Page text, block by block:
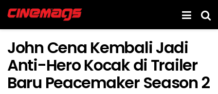
John Cena Kembali Jadi
Anti-Hero Kocak di Trailer
Baru Peacemaker Season 2